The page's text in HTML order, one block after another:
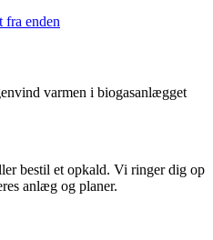
varmen i biogasanlægget
bestil et opkald. Vi ringer dig op
anlæg og planer.